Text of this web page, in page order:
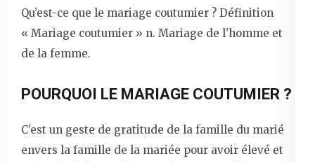
Qu’est-ce que le mariage coutumier ? Définition
« Mariage coutumier » n. Mariage de l’homme et
de la femme.
POURQUOI LE MARIAGE COUTUMIER ?
C’est un geste de gratitude de la famille du marié
envers la famille de la mariée pour avoir élevé et